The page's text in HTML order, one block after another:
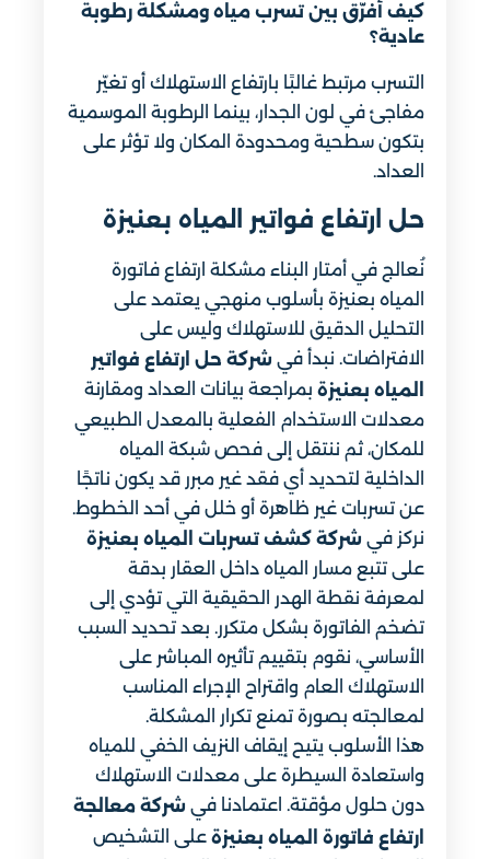
كيف أفرّق بين تسرب مياه ومشكلة رطوبة
عادية؟
التسرب مرتبط غالبًا بارتفاع الاستهلاك أو تغيّر
مفاجئ في لون الجدار، بينما الرطوبة الموسمية
بتكون سطحية ومحدودة المكان ولا تؤثر على
العداد.
حل ارتفاع فواتير المياه بعنيزة
نُعالج في أمتار البناء مشكلة ارتفاع فاتورة
المياه بعنيزة بأسلوب منهجي يعتمد على
التحليل الدقيق للاستهلاك وليس على
الافتراضات. نبدأ في شركة حل ارتفاع فواتير
المياه بعنيزة بمراجعة بيانات العداد ومقارنة
معدلات الاستخدام الفعلية بالمعدل الطبيعي
للمكان، ثم ننتقل إلى فحص شبكة المياه
الداخلية لتحديد أي فقد غير مبرر قد يكون ناتجًا
عن تسربات غير ظاهرة أو خلل في أحد الخطوط.
نركز في شركة كشف تسربات المياه بعنيزة
على تتبع مسار المياه داخل العقار بدقة
لمعرفة نقطة الهدر الحقيقية التي تؤدي إلى
تضخم الفاتورة بشكل متكرر. بعد تحديد السبب
الأساسي، نقوم بتقييم تأثيره المباشر على
الاستهلاك العام واقتراح الإجراء المناسب
لمعالجته بصورة تمنع تكرار المشكلة.
هذا الأسلوب يتيح إيقاف النزيف الخفي للمياه
واستعادة السيطرة على معدلات الاستهلاك
دون حلول مؤقتة. اعتمادنا في شركة معالجة
ارتفاع فاتورة المياه بعنيزة على التشخيص